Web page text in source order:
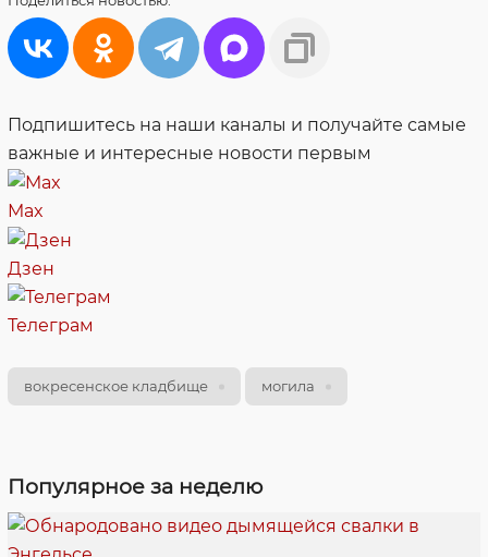
Подпишитесь на наши каналы и получайте самые
важные и интересные новости первым
Max
Дзен
Телеграм
вокресенское кладбище могила
Популярное за неделю